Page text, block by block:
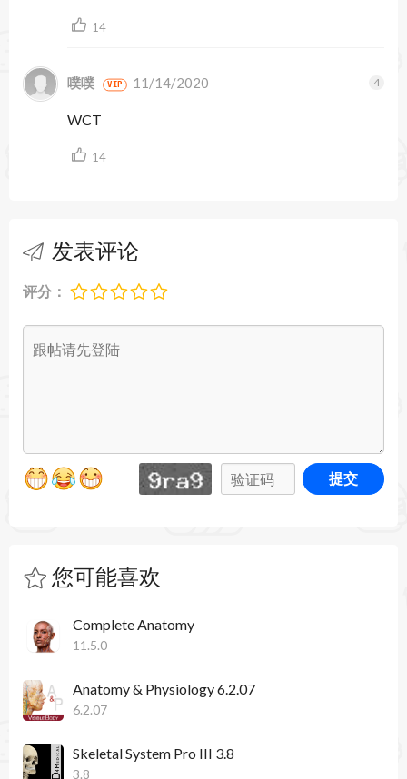
Complete Anatomy
能，因此您可以将它们用于笔记或其他学习工具！
- 我们增强了库中内容编辑选项的可见性，因此您
可以更轻松地编辑屏幕
中包含肌肉骨骼、泌尿生殖系统、神经血管的详细
模型，以及 39 个新的图谱屏幕，以增强学习和教
Complete Anatomy 11.0.0 更新内容：
引入 Elsevier 帐户集成：现在，您可以通过
Elsevier 帐户登录 Complete Anatomy。
Complete Anatomy 11.5.0 更新内容：
General bug fixes and improvements（一般性错误
14
噗噗 VIP 11/14/2020
WCT
14
发表评论
评分：
提交
您可能喜欢
Complete Anatomy
11.5.0
Anatomy & Physiology 6.2.07
6.2.07
Skeletal System Pro III 3.8
3.8